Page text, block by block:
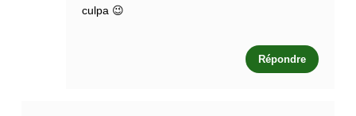
culpa 😉
Répondre